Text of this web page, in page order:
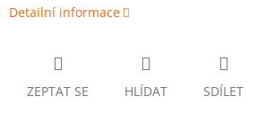
Detailní informace
ZEPTAT SE HLÍDAT SDÍLET